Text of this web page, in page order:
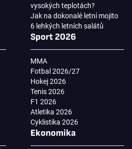
vysokých teplotách?
Jak na dokonalé letní mojito
6 lehkých letních salátů
Sport 2026
MMA
Fotbal 2026/27
Hokej 2026
Tenis 2026
F1 2026
Atletika 2026
Cyklistika 2026
Ekonomika